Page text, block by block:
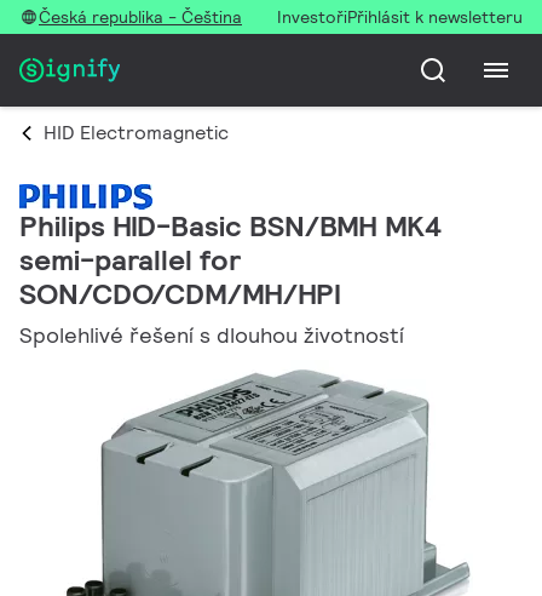
Česká republika - Čeština InvestořiPřihlásit k newsletteru
HID Electromagnetic
Philips HID-Basic BSN/BMH MK4
semi-parallel for
SON/CDO/CDM/MH/HPI
Spolehlivé řešení s dlouhou životností